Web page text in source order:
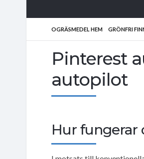
OGRÄSMEDEL HEM GRÖNFRI
Pinterest
autopilot
Hur fungerar